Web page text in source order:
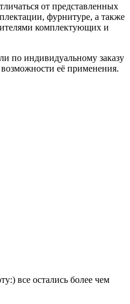
от представленных
фурнитуре, а также
комплектующих и
по индивидуальному заказу
её применения.
все остались более чем